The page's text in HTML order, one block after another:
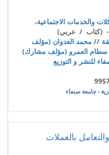
والخدمات الاجتماعية،
- (كتاب / عربي)
// محمد العدوان (مؤلف
سطام العمرو (مؤلف مشارك)
للنشر و التوزيع
- جامعة صنعاء
والتعامل بالعملات